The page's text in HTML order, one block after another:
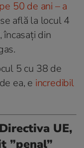
50 de ani – a
se află la locul 4
din
5 cu 38 de
ea, e incredibil
UE,
”penal”